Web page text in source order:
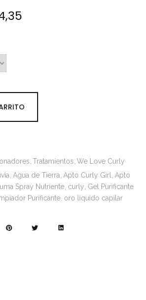
Tratamientos We Love Curly
Agua de Tierra Apto Curly Girl Apto
Spray Nutriente curly Gel Purificante
Purificante oro liquido capilar